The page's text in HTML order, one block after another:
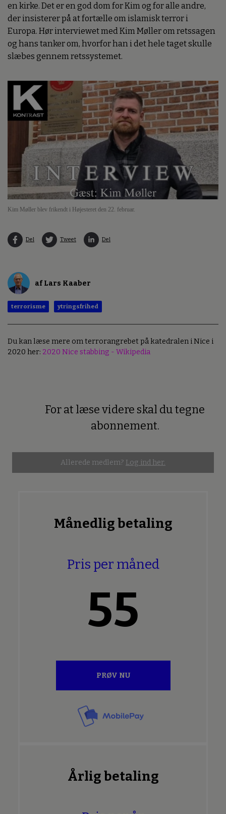
en kirke. Det er en god dom for Kim og for alle andre,
der insisterer på at fortælle om islamisk terror i
Europa. Hør interviewet med Kim Møller om retssagen
og hans tanker om, hvorfor han i det hele taget skulle
slæbes gennem retssystemet.
Kim Møller blev frikendt i Højesteret den 22. februar.
Del Tweet Del
af Lars Kaaber
terrorisme ytringsfrihed
Du kan læse mere om terrorangrebet på katedralen i Nice i
2020 her: 2020 Nice stabbing - Wikipedia
For at læse videre skal du tegne
abonnement.
Allerede medlem? Log ind her.
Månedlig betaling
Pris per måned
55
PRØV NU
Årlig betaling